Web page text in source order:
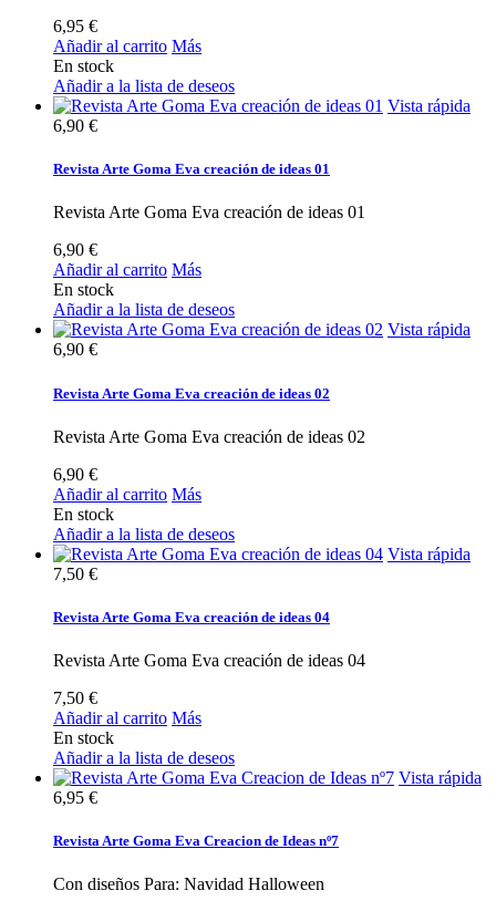
6,95 €
Añadir al carrito Más
En stock
Añadir a la lista de deseos
Vista rápida
6,90 €
Revista Arte Goma Eva creación de ideas 01
Revista Arte Goma Eva creación de ideas 01
6,90 €
Añadir al carrito Más
En stock
Añadir a la lista de deseos
Vista rápida
6,90 €
Revista Arte Goma Eva creación de ideas 02
Revista Arte Goma Eva creación de ideas 02
6,90 €
Añadir al carrito Más
En stock
Añadir a la lista de deseos
Vista rápida
7,50 €
Revista Arte Goma Eva creación de ideas 04
Revista Arte Goma Eva creación de ideas 04
7,50 €
Añadir al carrito Más
En stock
Añadir a la lista de deseos
Vista rápida
6,95 €
Revista Arte Goma Eva Creacion de Ideas nº7
Con diseños Para: Navidad Halloween